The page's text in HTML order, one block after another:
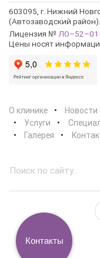
603095, г. Нижний
(Автозаводский
Лицензия №
Цены носят
О клинике Новости
Услуги
Галерея
Контакты